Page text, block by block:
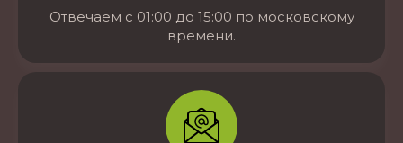
Отвечаем с 01:00 до 15:00 по московскому
времени.